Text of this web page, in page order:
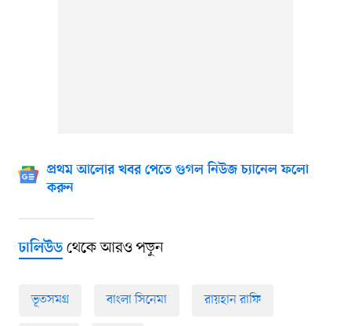
প্রথম আলোর খবর পেতে গুগল নিউজ চ্যানেল ফলো
করুন
ঢালিউডথেকে আরও পড়ুন
ভূতসমগ্র বাংলা সিনেমা রায়হান রাফি